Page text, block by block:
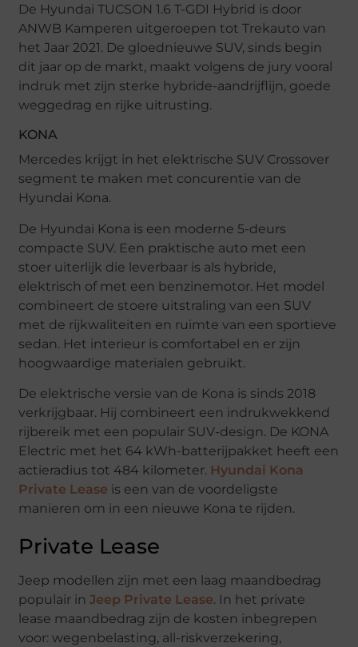
De Hyundai TUCSON 1.6 T-GDI Hybrid is door
ANWB Kamperen uitgeroepen tot Trekauto van
het Jaar 2021. De gloednieuwe SUV, sinds begin
dit jaar op de markt, maakt volgens de jury vooral
indruk met zijn sterke hybride-aandrijflijn, goede
weggedrag en rijke uitrusting.
KONA
Mercedes krijgt in het elektrische SUV Crossover
segment te maken met concurentie van de
Hyundai Kona.
De Hyundai Kona is een moderne 5-deurs
compacte SUV. Een praktische auto met een
stoer uiterlijk die leverbaar is als hybride,
elektrisch of met een benzinemotor. Het model
combineert de stoere uitstraling van een SUV
met de rijkwaliteiten en ruimte van een sportieve
sedan. Het interieur is comfortabel en er zijn
hoogwaardige materialen gebruikt.
De elektrische versie van de Kona is sinds 2018
verkrijgbaar. Hij combineert een indrukwekkend
rijbereik met een populair SUV-design. De KONA
Electric met het 64 kWh-batterijpakket heeft een
actieradius tot 484 kilometer. Hyundai Kona
Private Lease is een van de voordeligste
manieren om in een nieuwe Kona te rijden.
Private Lease
Jeep modellen zijn met een laag maandbedrag
populair inJeep Private Lease. In het private
lease maandbedrag zijn de kosten inbegrepen
voor: wegenbelasting, all-riskverzekering,